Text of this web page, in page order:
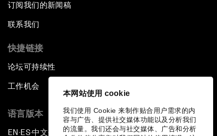
本网站使用 cookie
我们使用 Cookie 来制作贴合用户需求的内
容与广告、提供社交媒体功能以及分析我们
的流量。我们还会与社交媒体、广告和分析
订阅我们的新闻稿
联系我们
快捷链接
论坛可持续性
工作机会
语言版本
EN ▪ES▪中文▪ 日本語